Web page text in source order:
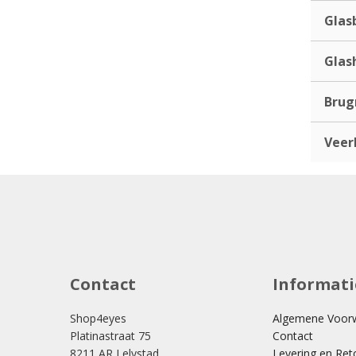
Contact
Shop4eyes
Platinastraat 75
Algemene
Contact